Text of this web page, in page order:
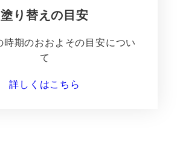
塗り替えの目安
時期のおおよその目安につい
て
詳しくはこちら